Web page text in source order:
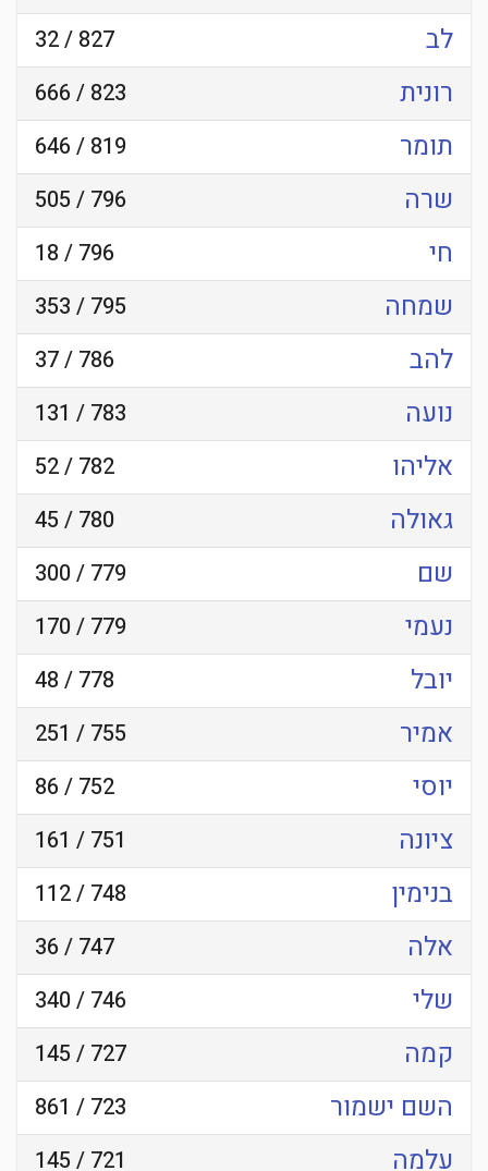
לב 827 / 32
רונית 823 / 666
תומר 819 / 646
שרה 796 / 505
חי 796 / 18
שמחה 795 / 353
להב 786 / 37
נועה 783 / 131
אליהו 782 / 52
גאולה 780 / 45
שם 779 / 300
נעמי 779 / 170
יובל 778 / 48
אמיר 755 / 251
יוסי 752 / 86
ציונה 751 / 161
בנימין 748 / 112
אלה 747 / 36
שלי 746 / 340
קמה 727 / 145
השם ישמור 723 / 861
עלמה 721 / 145